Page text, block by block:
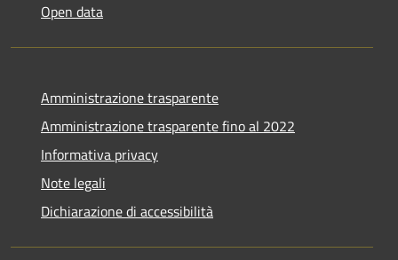
Open data
Amministrazione trasparente
Amministrazione trasparente fino al 2022
Informativa privacy
Note legali
Dichiarazione di accessibilità